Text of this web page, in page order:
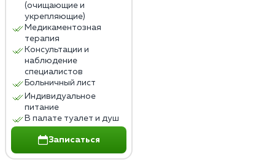
(очищающие и
укрепляющие)
Медикаментозная
терапия
Консультации и
наблюдение
специалистов
Больничный лист
Индивидуальное
питание
В палате туалет и душ
Записаться